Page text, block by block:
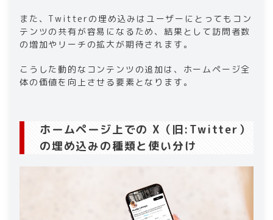
また、Twitterの埋め込みはユーザーにとってもコン
テンツの共有が容易になるため、結果として訪問者数
の増加やリーチの拡大が期待されます。
こうした動的なコンテンツの追加は、ホームページ全
体の価値を向上させる要素となります。
ホームページ上での X（旧:Twitter）
の埋め込みの種類と使い分け